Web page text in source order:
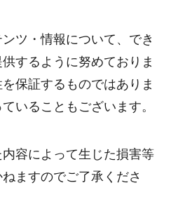
ツ・情報について、でき
するように努めておりま
保証するものではありま
いることもございます。
容によって生じた損害等
ますのでご了承くださ